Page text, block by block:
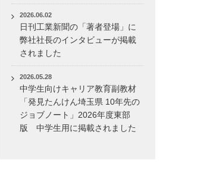
2026.06.02
日刊工業新聞の「著者登場」に
弊社社長のインタビューが掲載
されました
2026.05.28
中学生向けキャリア教育副教材
「発見たんけん埼玉県 10年先の
ジョブノート」2026年度東部
版 中学生用に掲載されました